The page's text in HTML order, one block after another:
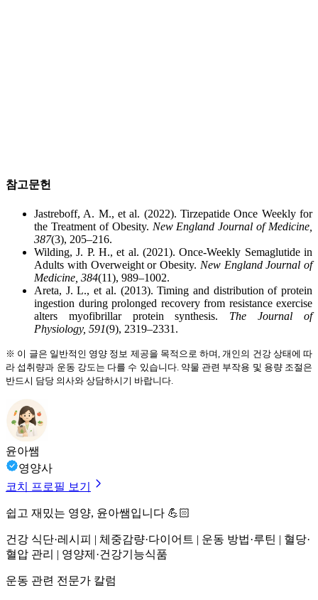
참고문헌
Jastreboff, A. M., et al. (2022). Tirzepatide Once Weekly for
the Treatment of Obesity. New England Journal of Medicine,
387(3), 205–216.
Wilding, J. P. H., et al. (2021). Once-Weekly Semaglutide in
Adults with Overweight or Obesity. New England Journal of
Medicine, 384(11), 989–1002.
Areta, J. L., et al. (2013). Timing and distribution of protein
ingestion during prolonged recovery from resistance exercise
alters myofibrillar protein synthesis. The Journal of
Physiology, 591(9), 2319–2331.
※ 이 글은 일반적인 영양 정보 제공을 목적으로 하며, 개인의 건강 상태에 따
라 섭취량과 운동 강도는 다를 수 있습니다. 약물 관련 부작용 및 용량 조절은
반드시 담당 의사와 상담하시기 바랍니다.
윤아쌤
영양사
코치 프로필 보기
쉽고 재밌는 영양, 윤아쌤입니다 💪🏻
건강 식단·레시피 | 체중감량·다이어트 | 운동 방법·루틴 | 혈당·
혈압 관리 | 영양제·건강기능식품
운동 관련 전문가 칼럼